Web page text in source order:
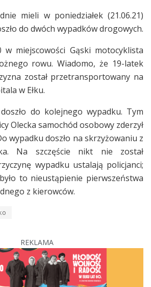
mieli w poniedziałek (21.06.21)
do dwóch wypadków drogowych.
w miejscowości Gąski motocyklista
rowu. Wiadomo, że 19-latek
został przetransportowany na
w Ełku.
do kolejnego wypadku. Tym
Olecka samochód osobowy zderzył
wypadku doszło na skrzyżowaniu z
Na szczęście nikt nie został
wypadku ustalają policjanci;
to nieustąpienie pierwszeństwa
z kierowców.
REKLAMA